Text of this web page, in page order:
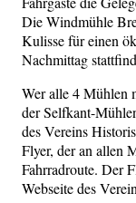
Die Windmühle
Kulisse für einen
Nachmittag
Wer alle 4 Mühlen
der Selfkant-
des Vereins
Flyer, der an allen
Fahrradroute. Der
Webseite des